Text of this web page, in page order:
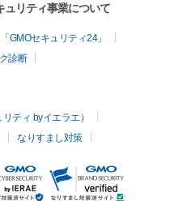
ュリティ事業について
GMOセキュリティ24」
診断
ティ byイエラエ）
なりすまし対策